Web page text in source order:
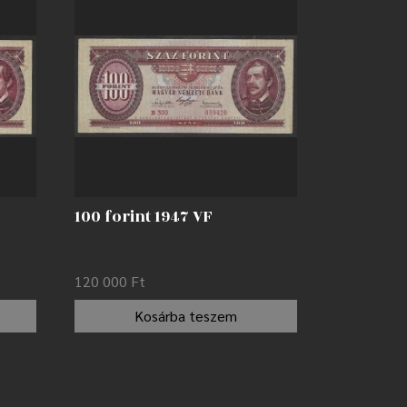
100 forint 1947 VF
120 000 Ft
Kosárba teszem